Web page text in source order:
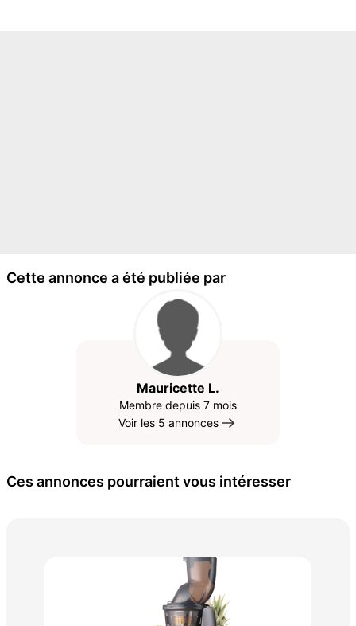
Cette annonce a été publiée par
Mauricette L.
Membre depuis 7 mois
Voir les 5 annonces
Ces annonces pourraient vous intéresser